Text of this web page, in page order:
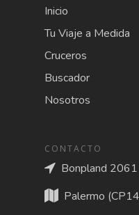
Inicio
Tu Viaje a Medida
Cruceros
Buscador
Nosotros
CONTACTO
Bonpland
Palermo